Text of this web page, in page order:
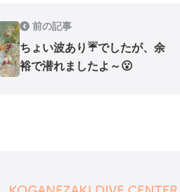
前の記事
ちょい波あり☔でしたが、余
裕で潜れましたよ～😮